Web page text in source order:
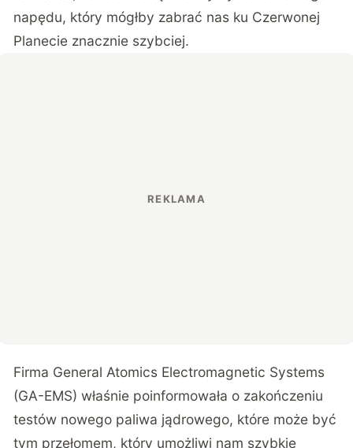
napędu, który mógłby zabrać nas ku Czerwonej
Planecie znacznie szybciej.
Firma General Atomics Electromagnetic Systems
(GA-EMS) właśnie poinformowała o zakończeniu
testów nowego paliwa jądrowego, które może być
tym przełomem, który umożliwi nam szybkie